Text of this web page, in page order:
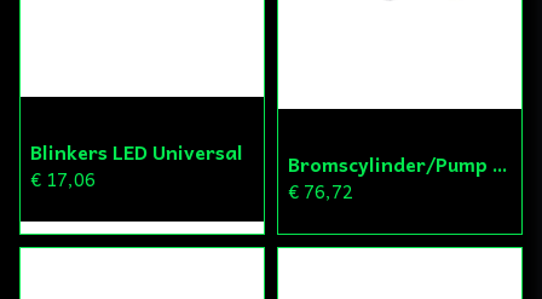
Blinkers LED Universal
€ 17,06 Bromscylinder/Pump Radial
€ 76,72